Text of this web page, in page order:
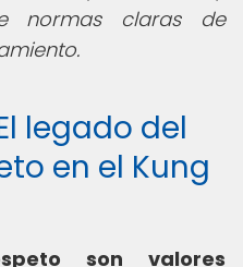
normas claras de
legado del
en el Kung
son valores